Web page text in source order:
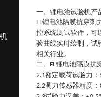
一、锂电池试验机产
FL锂电池隔膜抗穿刺
控系统测试软件，可
验曲线实时绘制，试
相关行业。
二、 FL锂电池隔膜抗
2.1额定载荷试验力：
2.2测力传感器精度：